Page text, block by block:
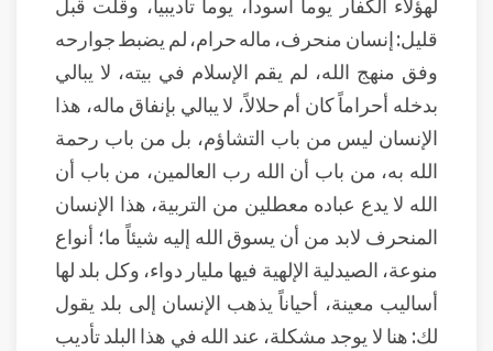
قليل: إنسان منحرف، ماله حرام، لم يضبط جوارحه
وفق منهج الله، لم يقم الإسلام في بيته، لا يبالي
بدخله أحراماً كان أم حلالاً، لا يبالي بإنفاق ماله، هذا
الإنسان ليس من باب التشاؤم، بل من باب رحمة
الله به، من باب أن الله رب العالمين، من باب أن
الله لا يدع عباده معطلين من التربية، هذا الإنسان
المنحرف لابد من أن يسوق الله إليه شيئاً ما؛ أنواع
منوعة، الصيدلية الإلهية فيها مليار دواء، وكل بلد لها
أساليب معينة، أحياناً يذهب الإنسان إلى بلد يقول
لك: هنا لا يوجد مشكلة، عند الله في هذا البلد تأديب